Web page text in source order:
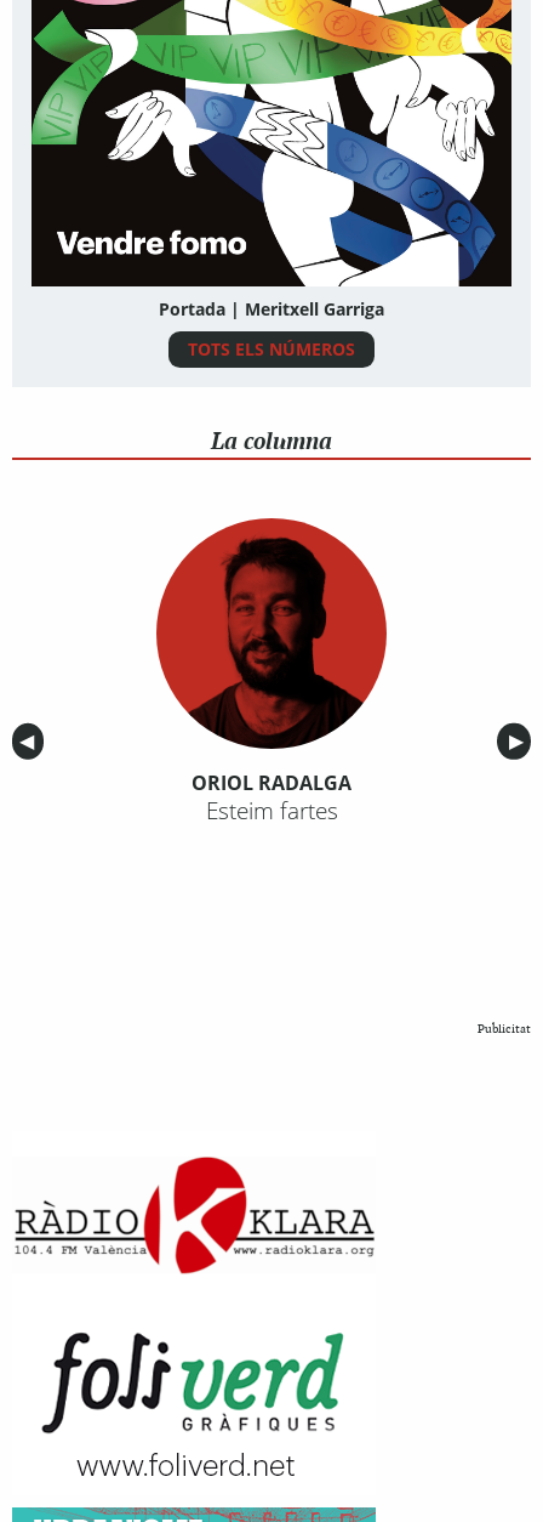
Portada | Meritxell Garriga
TOTS ELS NÚMEROS
La columna
Anterior
◀︎ ▶︎
ORIOL RADALGA
Esteim fartes
Publicitat